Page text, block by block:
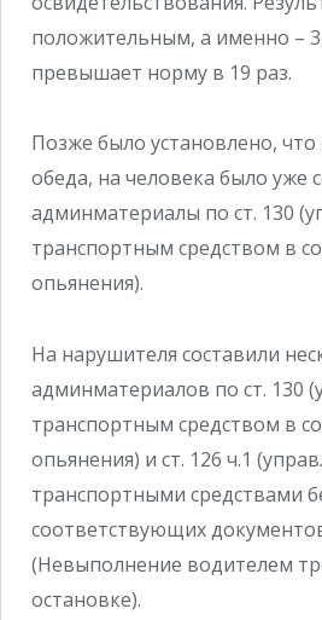
положительным, а именно –
превышает норму в 19 раз.
Позже было установлено, что
обеда, на человека было уже
админматериалы по ст. 130
транспортным средством в
опьянения).
На нарушителя составили
админматериалов по ст. 130
транспортным средством в
опьянения) и ст. 126 ч.1
транспортными средствами
соответствующих
(Невыполнение водителем
остановке).